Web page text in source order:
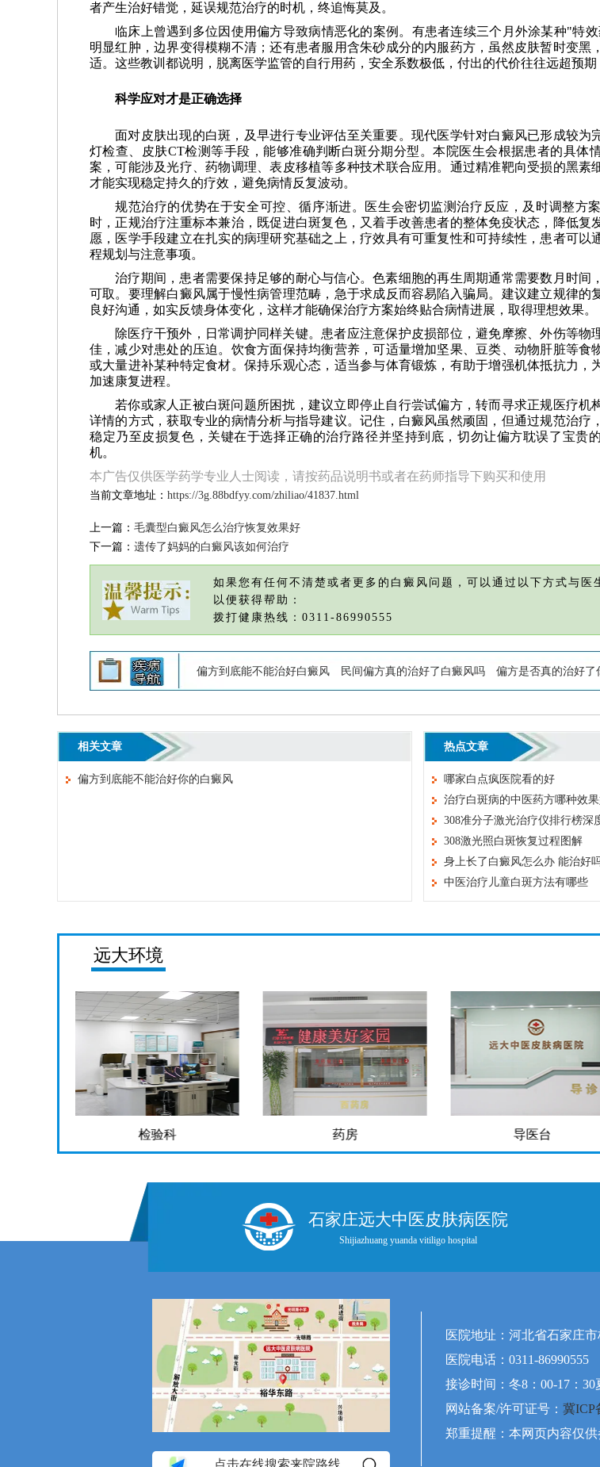
者产生治好错觉，延误规范治疗的时机，终追悔莫及。
临床上曾遇到多位因使用偏方导致病情恶化的案例。有患者连续三个月外涂某种"特
明显红肿，边界变得模糊不清；还有患者服用含朱砂成分的内服药方，虽然皮肤暂时变黑
适。这些教训都说明，脱离医学监管的自行用药，安全系数极低，付出的代价往往远超预期
科学应对才是正确选择
面对皮肤出现的白斑，及早进行专业评估至关重要。现代医学针对白癜风已形成较为
灯检查、皮肤CT检测等手段，能够准确判断白斑分期分型。本院医生会根据患者的具体
案，可能涉及光疗、药物调理、表皮移植等多种技术联合应用。通过精准靶向受损的黑素
才能实现稳定持久的疗效，避免病情反复波动。
规范治疗的优势在于安全可控、循序渐进。医生会密切监测治疗反应，及时调整方
时，正规治疗注重标本兼治，既促进白斑复色，又着手改善患者的整体免疫状态，降低复
愿，医学手段建立在扎实的病理研究基础之上，疗效具有可重复性和可持续性，患者可以
程规划与注意事项。
治疗期间，患者需要保持足够的耐心与信心。色素细胞的再生周期通常需要数月时间
可取。要理解白癜风属于慢性病管理范畴，急于求成反而容易陷入骗局。建议建立规律的
良好沟通，如实反馈身体变化，这样才能确保治疗方案始终贴合病情进展，取得理想效果。
除医疗干预外，日常调护同样关键。患者应注意保护皮损部位，避免摩擦、外伤等物
佳，减少对患处的压迫。饮食方面保持均衡营养，可适量增加坚果、豆类、动物肝脏等食
或大量进补某种特定食材。保持乐观心态，适当参与体育锻炼，有助于增强机体抵抗力，
加速康复进程。
若你或家人正被白斑问题所困扰，建议立即停止自行尝试偏方，转而寻求正规医疗机
详情的方式，获取专业的病情分析与指导建议。记住，白癜风虽然顽固，但通过规范治疗
稳定乃至皮损复色，关键在于选择正确的治疗路径并坚持到底，切勿让偏方耽误了宝贵
机。
本广告仅供医学药学专业人士阅读，请按药品说明书或者在药师指导下购买和使用
当前文章地址： https://3g.88bdfyy.com/zhiliao/41837.html
上一篇： 毛囊型白癜风怎么治疗恢复效果好
下一篇： 遗传了妈妈的白癜风该如何治疗
如果您有任何不清楚或者更多的白癜风问题，可以通过以下方式与医
以便获得帮助：
拨打健康热线：0311-86990555
偏方到底能不能治好白癜风 民间偏方真的治好了白癜风吗 偏方是否真的治好了
相关文章
偏方到底能不能治好你的白癜风
热点文章
哪家白点疯医院看的好
治疗白斑病的中医药方哪种效
308准分子激光治疗仪排行榜深
308激光照白斑恢复过程图解
身上长了白癜风怎么办 能治好
中医治疗儿童白斑方法有哪些
远大环境
检验科 药房 导医台
石家庄远大中医皮肤病医院
Shijiazhuang yuanda vitiligo hospital
点击在线搜索来院路线
医院地址：河北省石家庄
医院电话：0311-86990555
接诊时间：冬8：00-17：30
网站备案/许可证号： 冀ICP
郑重提醒：本网页内容仅